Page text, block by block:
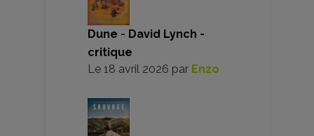
Dune - David Lynch -
critique
Le 18 avril 2026 par Enzo